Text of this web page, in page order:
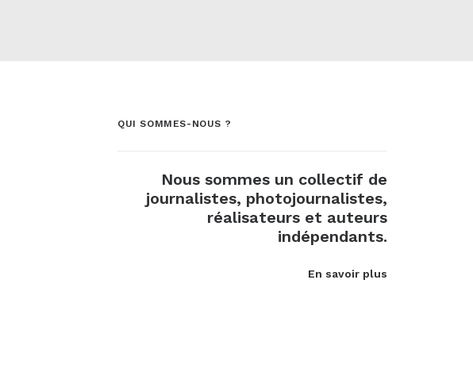
QUI SOMMES-NOUS ?
Nous sommes un collectif de
journalistes, photojournalistes,
réalisateurs et auteurs
indépendants.
En savoir plus